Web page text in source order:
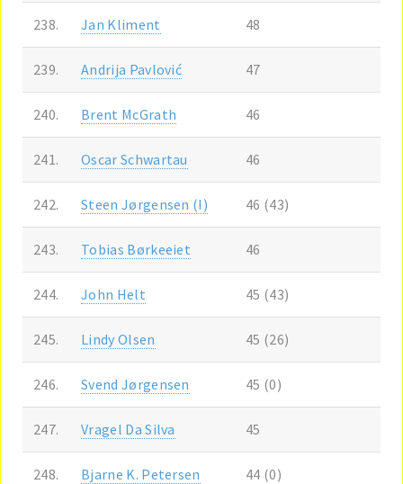
238. Jan Kliment 48
239. Andrija Pavlović 47
240. Brent McGrath 46
241. Oscar Schwartau 46
242. Steen Jørgensen (I) 46 (43)
243. Tobias Børkeeiet 46
244. John Helt 45 (43)
245. Lindy Olsen 45 (26)
246. Svend Jørgensen 45 (0)
247. Vragel Da Silva 45
248. Bjarne K. Petersen 44 (0)